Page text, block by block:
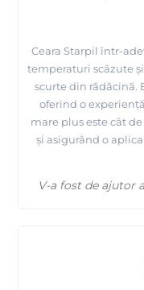
Ceara Starpil într-
temperaturi scăzute
scurte din rădăcină.
oferind o
mare plus este cât
și asigurând o
V-a fost de ajutor